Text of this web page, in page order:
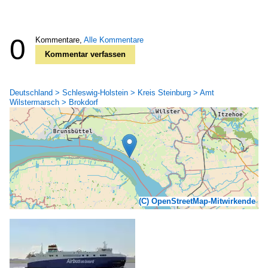
0 Kommentare, Alle Kommentare
Kommentar verfassen
Deutschland > Schleswig-Holstein > Kreis Steinburg > Amt
Wilstermarsch > Brokdorf
(C) OpenStreetMap-Mitwirkende